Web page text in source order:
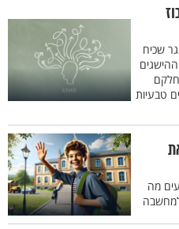
שכיח
חלקם
טבעיות
מה